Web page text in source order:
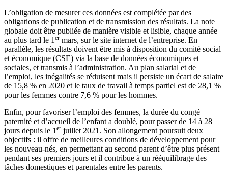
L’obligation de mesurer ces données est complétée par des
obligations de publication et de transmission des résultats. La note
globale doit être publiée de manière visible et lisible, chaque année
au plus tard le 1 er mars, sur le site internet de l’entreprise. En
parallèle, les résultats doivent être mis à disposition du comité social
et économique (CSE) via la base de données économiques et
sociales, et transmis à l’administration. Au plan salarial et de
l’emploi, les inégalités se réduisent mais il persiste un écart de salaire
de 15,8 % en 2020 et le taux de travail à temps partiel est de 28,1 %
pour les femmes contre 7,6 % pour les hommes.
Enfin, pour favoriser l’emploi des femmes, la durée du congé
paternité et d’accueil de l’enfant a doublé, pour passer de 14 à 28
jours depuis le 1 er juillet 2021. Son allongement poursuit deux
objectifs : il offre de meilleures conditions de développement pour
les nouveau-nés, en permettant au second parent d’être plus présent
pendant ses premiers jours et il contribue à un rééquilibrage des
tâches domestiques et parentales entre les parents.